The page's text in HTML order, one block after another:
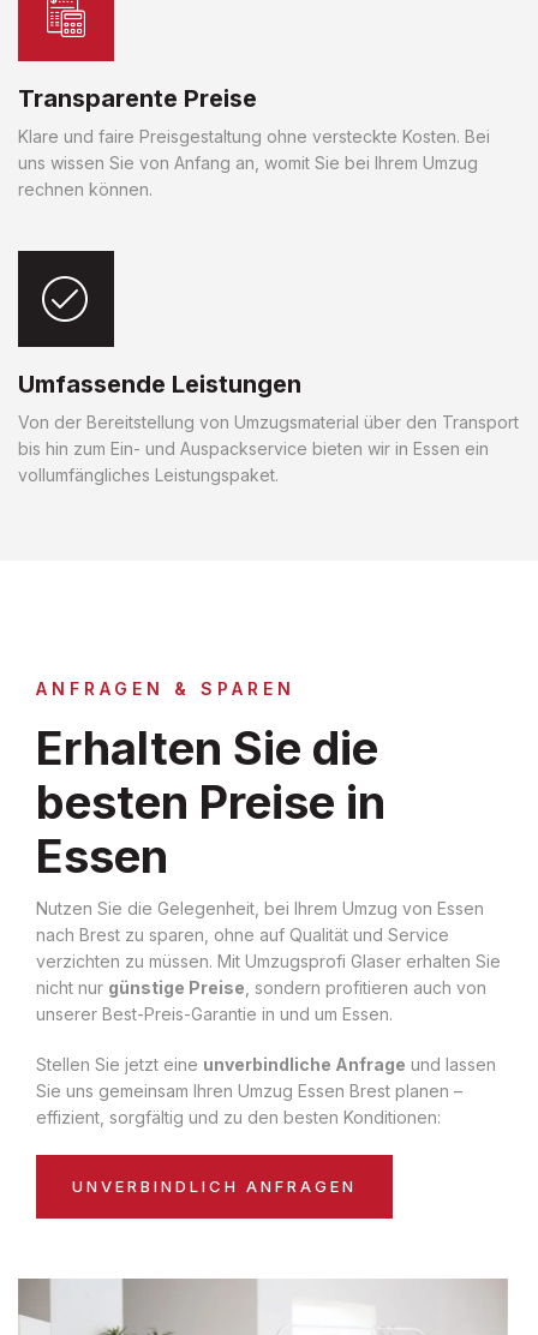
Transparente Preise
Klare und faire Preisgestaltung ohne versteckte Kosten. Bei
uns wissen Sie von Anfang an, womit Sie bei Ihrem Umzug
rechnen können.
Umfassende Leistungen
Von der Bereitstellung von Umzugsmaterial über den Transport
bis hin zum Ein- und Auspackservice bieten wir in Essen ein
vollumfängliches Leistungspaket.
ANFRAGEN & SPAREN
Erhalten Sie die
besten Preise in
Essen
Nutzen Sie die Gelegenheit, bei Ihrem Umzug von Essen
nach Brest zu sparen, ohne auf Qualität und Service
verzichten zu müssen. Mit Umzugsprofi Glaser erhalten Sie
nicht nur günstige Preise , sondern profitieren auch von
unserer Best-Preis-Garantie in und um Essen.
Stellen Sie jetzt eine unverbindliche Anfrage und lassen
Sie uns gemeinsam Ihren Umzug Essen Brest planen –
effizient, sorgfältig und zu den besten Konditionen:
UNVERBINDLICH ANFRAGEN